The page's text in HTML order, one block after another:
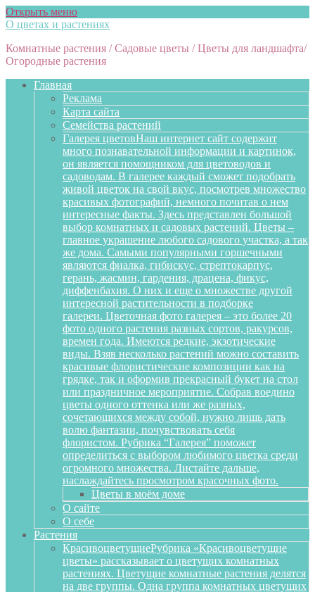
Открыть меню
О цветах и растениях
Комнатные растения / Садовые цветы / Цветы для ландшафта/
Огородные растения
Главная
Реклама
Карта сайта
Семейства растений
Галерея цветовНаш интернет сайт содержит
много познавательной информации и картинок,
он является помощником для цветоводов и
садоводам. В галерее каждый сможет подобрать
живой цветок на свой вкус, посмотрев множество
красивых фотографий, немного почитав о нем
интересные факты. Здесь представлен большой
выбор комнатных и садовых растений. Цветы –
главное украшение любого садового участка, а так
же дома. Самыми популярными горшечными
являются фиалка, гибискус, стрептокарпус,
герань, жасмин, гардения, драцена, фикус,
диффенбахия. О них и еще о множестве другой
интересной растительности в подборке
галереи. Цветочная фото галерея – это более 20
фото одного растения разных сортов, ракурсов,
времен года. Имеются редкие, экзотические
виды. Взяв несколько растений можно составить
красивые флористические композиции как на
грядке, так и оформив прекрасный букет на стол
или праздничное мероприятие. Собрав воедино
цветы одного оттенка или же разных,
сочетающихся между собой, нужно лишь дать
волю фантазии, почувствовать себя
флористом. Рубрика “Галерея” поможет
определиться с выбором любимого цветка среди
огромного множества. Листайте дальше,
наслаждайтесь просмотром красочных фото.
Цветы в моём доме
О сайте
О себе
Растения
КрасивоцветущиеРубрика «Красивоцветущие
цветы» рассказывает о цветущих комнатных
растениях. Цветущие комнатные растения делятся
на две группы. Одна группа комнатных цветущих